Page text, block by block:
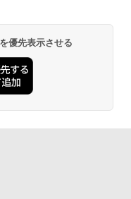
優先表示させる